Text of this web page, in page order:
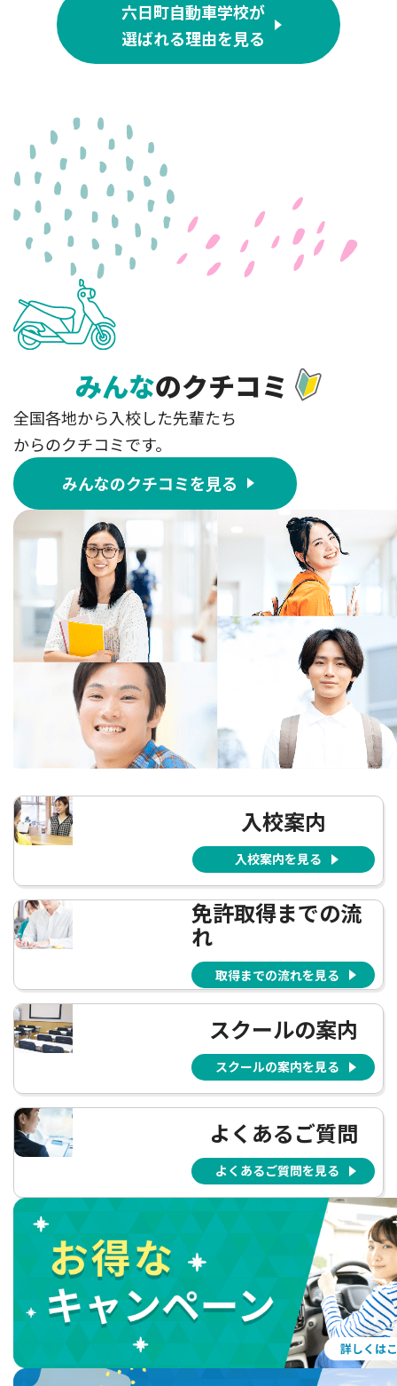
六日町自動車学校が
選ばれる理由を見る
みんなのクチコミ
全国各地から入校した先輩たち
からのクチコミです。
みんなのクチコミを見る
入校案内
入校案内を見る
免許取得までの流
れ
取得までの流れを見る
スクールの案内
スクールの案内を見る
よくあるご質問
よくあるご質問を見る